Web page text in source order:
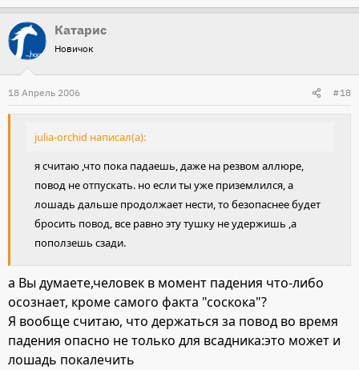
Катарис
Новичок
18 Апрель 2006 #18
julia-orchid написал(а):
я считаю ,что пока падаешь, даже на резвом аллюре,
повод не отпускать. но если ты уже приземлился, а
лошадь дальше продолжает нести, то безопаснее будет
бросить повод, все равно эту тушку не удержишь ,а
поползешь сзади.
а Вы думаете,человек в момент падения что-либо
осознает, кроме самого факта "соскока"?
Я вообще считаю, что держаться за повод во время
падения опасно не только для всадника:это может и
лошадь покалечить